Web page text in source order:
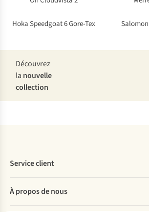
Hoka Speedgoat 6 Gore-Tex Salomon
Découvrez
la nouvelle
collection
Service client
Commander
Payer
À propos de nous